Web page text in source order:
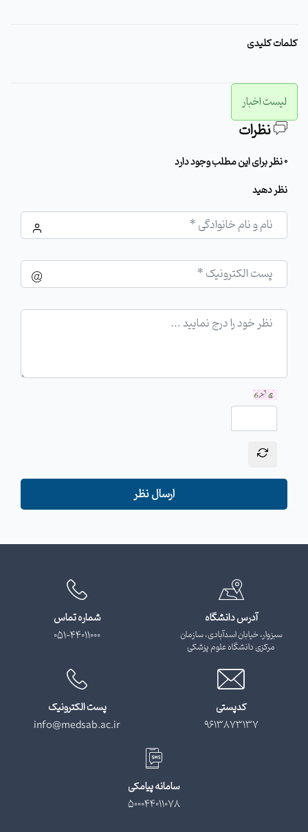
کلمات کلیدی
لیست اخبار
نظرات
0 نظر برای این مطلب وجود دارد
نظر دهید
ارسال نظر
آدرس دانشگاه
سبزوار، خیابان اسدآبادی، سازمان
مرکزی دانشگاه علوم پزشکی
شماره تماس
051-44011000
کدپستی
9613873137
پست الکترونیک
info@medsab.ac.ir
سامانه پیامکی
500044011078